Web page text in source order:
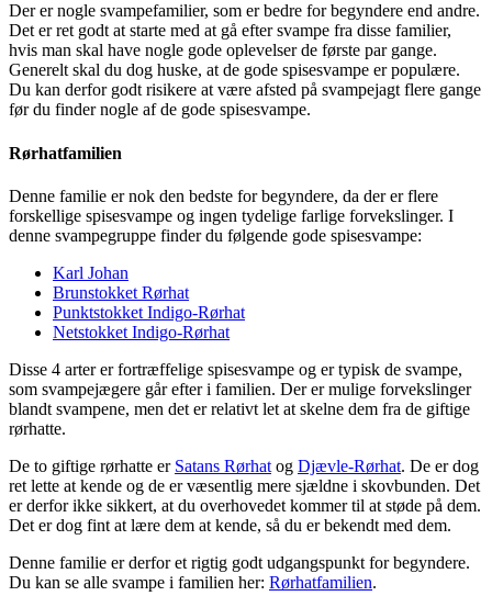
Der er nogle svampefamilier, som er bedre for begyndere end andre.
Det er ret godt at starte med at gå efter svampe fra disse familier,
hvis man skal have nogle gode oplevelser de første par gange.
Generelt skal du dog huske, at de gode spisesvampe er populære.
Du kan derfor godt risikere at være afsted på svampejagt flere gange
før du finder nogle af de gode spisesvampe.
Rørhatfamilien
Denne familie er nok den bedste for begyndere, da der er flere
forskellige spisesvampe og ingen tydelige farlige forvekslinger. I
denne svampegruppe finder du følgende gode spisesvampe:
Karl Johan
Brunstokket Rørhat
Punktstokket Indigo-Rørhat
Netstokket Indigo-Rørhat
Disse 4 arter er fortræffelige spisesvampe og er typisk de svampe,
som svampejægere går efter i familien. Der er mulige forvekslinger
blandt svampene, men det er relativt let at skelne dem fra de giftige
rørhatte.
De to giftige rørhatte er Satans Rørhat og Djævle-Rørhat. De er dog
ret lette at kende og de er væsentlig mere sjældne i skovbunden. Det
er derfor ikke sikkert, at du overhovedet kommer til at støde på dem.
Det er dog fint at lære dem at kende, så du er bekendt med dem.
Denne familie er derfor et rigtig godt udgangspunkt for begyndere.
Du kan se alle svampe i familien her: Rørhatfamilien.